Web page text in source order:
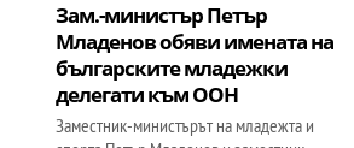
Зам.-министър Петър
Младенов обяви имената на
българските младежки
делегати към ООН
Заместник-министърът на младежта и